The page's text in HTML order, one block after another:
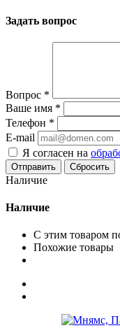
Задать вопрос
Вопрос *
Ваше имя *
Телефон *
E-mail
Я согласен на
Сбросить
Наличие
Наличие
С этим товаром
Похожие товары